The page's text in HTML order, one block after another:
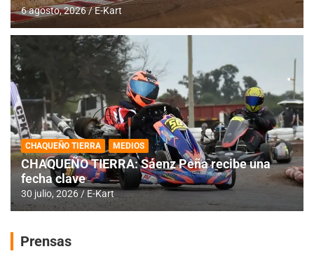
6 agosto, 2026 E-Kart
CHAQUEÑO TIERRA MEDIOS
CHAQUEÑO TIERRA: Sáenz Peña recibe una
fecha clave
30 julio, 2026 E-Kart
Prensas